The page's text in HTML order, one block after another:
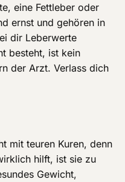
eine Fettleber oder
ernst und gehören in
dir Leberwerte
besteht, ist kein
der Arzt. Verlass dich
mit teuren Kuren, denn
hilft, ist sie zu
Gewicht,